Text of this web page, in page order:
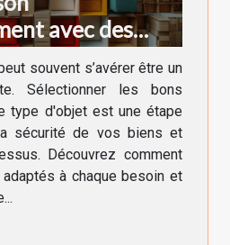
avec des
à chaque
souvent s’avérer être un
Sélectionner les bons
type d'objet est une étape
sécurité de vos biens et
Découvrez comment
à chaque besoin et